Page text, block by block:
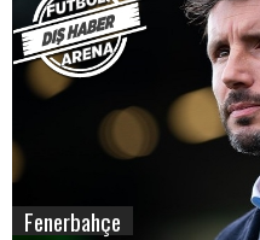
Fenerbahçe